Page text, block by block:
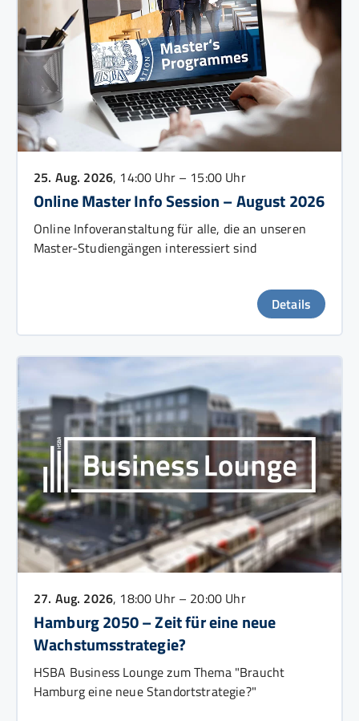
25. Aug. 2026, 14:00 Uhr – 15:00 Uhr
Online Master Info Session – August 2026
Online Infoveranstaltung für alle, die an unseren
Master-Studiengängen interessiert sind
Details
27. Aug. 2026, 18:00 Uhr – 20:00 Uhr
Hamburg 2050 – Zeit für eine neue
Wachstumsstrategie?
HSBA Business Lounge zum Thema "Braucht
Hamburg eine neue Standortstrategie?"